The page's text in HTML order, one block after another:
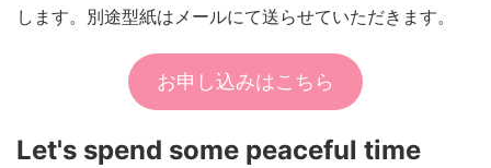
します。別途型紙はメールにて送らせていただきます。
お申し込みはこちら
Let's spend some peaceful time